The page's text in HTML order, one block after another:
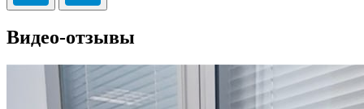
Видео-отзывы